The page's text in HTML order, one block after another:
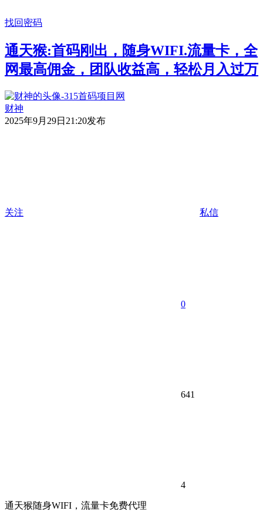
找回密码
通天猴:首码刚出，随身WIFI.流量卡，全
网最高佣金，团队收益高，轻松月入过万
财神
2025年9月29日21:20发布
关注 私信
0
641
4
通天猴随身WIFI，流量卡免费代理